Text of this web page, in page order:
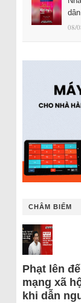
08/
CHÂM BIẾM
Phạt lên
mạng xã
khi dẫn